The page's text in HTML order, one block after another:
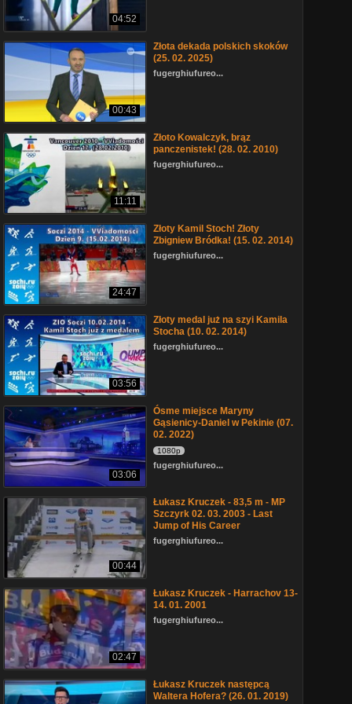
04:52
00:43
Złota dekada polskich skoków
(25. 02. 2025)
fugerghiufureo...
11:11
Złoto Kowalczyk, brąz
panczenistek! (28. 02. 2010)
fugerghiufureo...
24:47
Złoty Kamil Stoch! Złoty
Zbigniew Bródka! (15. 02. 2014)
fugerghiufureo...
03:56
Złoty medal już na szyi Kamila
Stocha (10. 02. 2014)
fugerghiufureo...
03:06
Ósme miejsce Maryny
Gąsienicy-Daniel w Pekinie (07.
02. 2022)
1080p
fugerghiufureo...
00:44
Łukasz Kruczek - 83,5 m - MP
Szczyrk 02. 03. 2003 - Last
Jump of His Career
fugerghiufureo...
02:47
Łukasz Kruczek - Harrachov 13-
14. 01. 2001
fugerghiufureo...
Łukasz Kruczek następcą
Waltera Hofera? (26. 01. 2019)